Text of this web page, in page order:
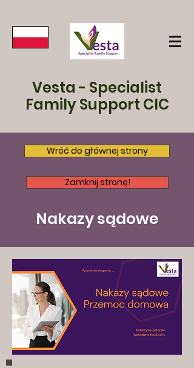
Vesta - Specialist
Family Support CIC
Wróć do głównej strony
Zamknij stronę!
Nakazy sądowe